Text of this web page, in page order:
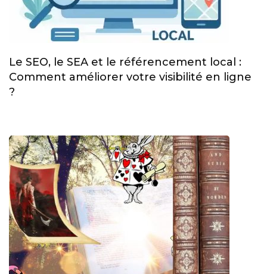
Le SEO, le SEA et le référencement local :
Comment améliorer votre visibilité en ligne
?